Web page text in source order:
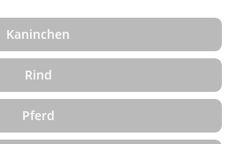
Kaninchen
Rind
Pferd